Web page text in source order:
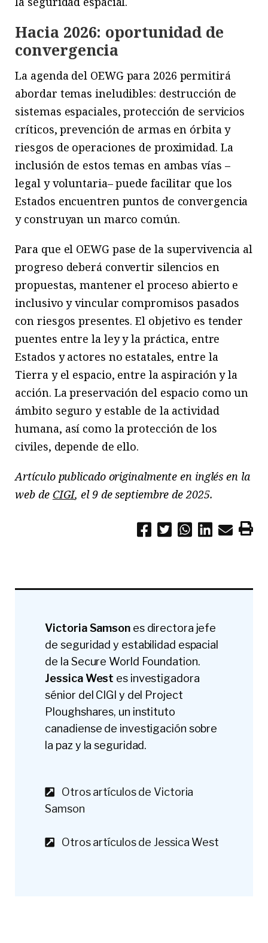
Hacia 2026: oportunidad de
convergencia
La agenda del OEWG para 2026 permitirá
abordar temas ineludibles: destrucción de
sistemas espaciales, protección de servicios
críticos, prevención de armas en órbita y
riesgos de operaciones de proximidad. La
inclusión de estos temas en ambas vías –
legal y voluntaria– puede facilitar que los
Estados encuentren puntos de convergencia
y construyan un marco común.
Para que el OEWG pase de la supervivencia al
progreso deberá convertir silencios en
propuestas, mantener el proceso abierto e
inclusivo y vincular compromisos pasados
con riesgos presentes. El objetivo es tender
puentes entre la ley y la práctica, entre
Estados y actores no estatales, entre la
Tierra y el espacio, entre la aspiración y la
acción. La preservación del espacio como un
ámbito seguro y estable de la actividad
humana, así como la protección de los
civiles, depende de ello.
Artículo publicado originalmente en inglés en la
web de CIGI, el 9 de septiembre de 2025.
Victoria Samsones directora jefe
de seguridad y estabilidad espacial
de la Secure World Foundation.
Jessica West es investigadora
sénior del CIGI y del Project
Ploughshares, un instituto
canadiense de investigación sobre
la paz y la seguridad.
Otros artículos de Victoria
Samson
Otros artículos de Jessica West